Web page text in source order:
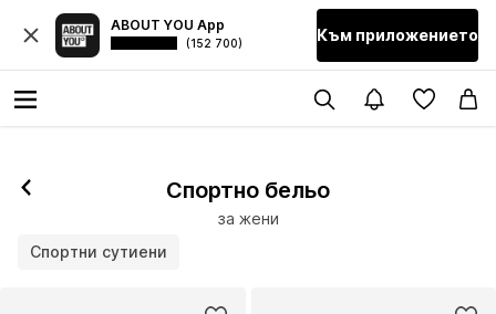
ABOUT YOU App
(152 700) Към приложението
Спортно бельо
за жени
Спортни сутиени